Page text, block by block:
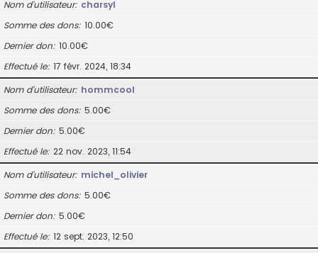
Nom d’utilisateur charsyl
Somme des dons 10.00€
Dernier don 10.00€
Effectué le 17 févr. 2024, 18:34
Nom d’utilisateur hommcool
Somme des dons 5.00€
Dernier don 5.00€
Effectué le 22 nov. 2023, 11:54
Nom d’utilisateur michel_olivier
Somme des dons 5.00€
Dernier don 5.00€
Effectué le 12 sept. 2023, 12:50